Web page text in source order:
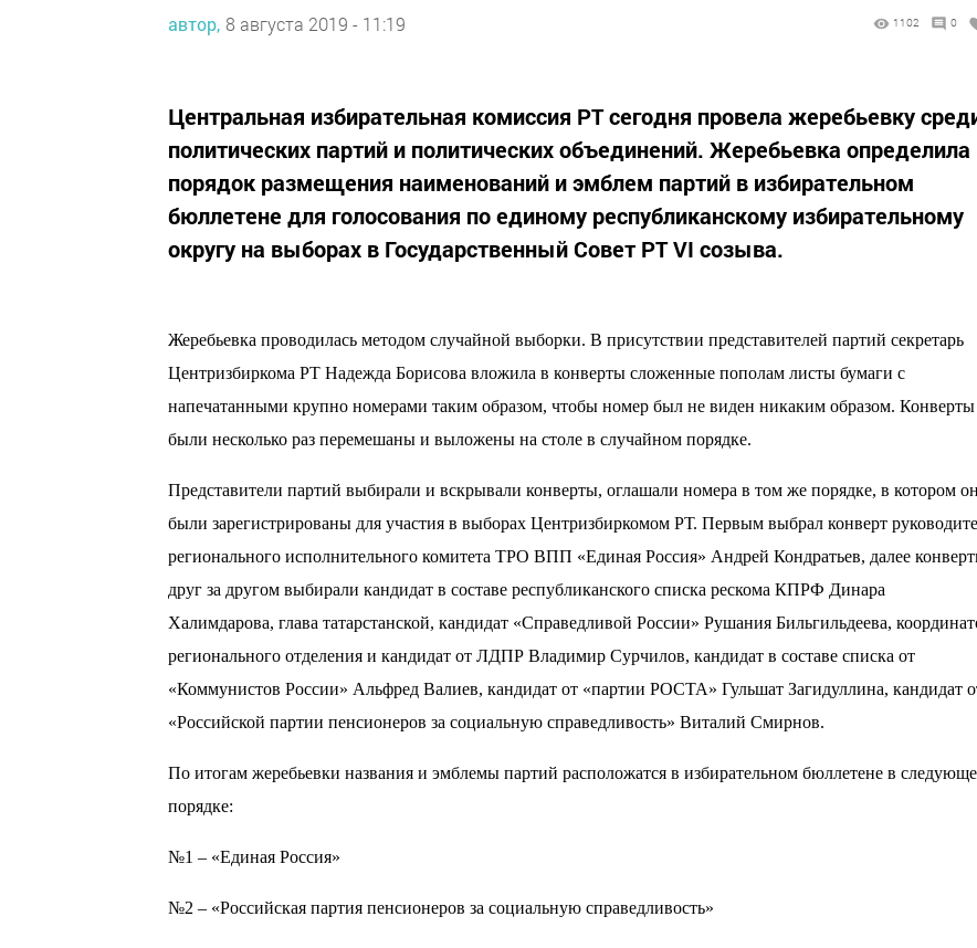
автор, 8 августа 2019 - 11:19 1102 0
Центральная избирательная комиссия РТ сегодня провела жеребьевку
политических партий и политических объединений. Жеребьевка определила
порядок размещения наименований и эмблем партий в избирательном
бюллетене для голосования по единому республиканскому избирательному
округу на выборах в Государственный Совет РТ VI созыва.
Жеребьевка проводилась методом случайной выборки. В присутствии представителей партий секретарь
Центризбиркома РТ Надежда Борисова вложила в конверты сложенные пополам листы бумаги с
напечатанными крупно номерами таким образом, чтобы номер был не виден никаким образом. Конверты
были несколько раз перемешаны и выложены на столе в случайном порядке.
Представители партий выбирали и вскрывали конверты, оглашали номера в том же порядке, в котором
были зарегистрированы для участия в выборах Центризбиркомом РТ. Первым выбрал конверт
регионального исполнительного комитета ТРО ВПП «Единая Россия» Андрей Кондратьев, далее
друг за другом выбирали кандидат в составе республиканского списка рескома КПРФ Динара
Халимдарова, глава татарстанской, кандидат «Справедливой России» Рушания Бильгильдеева,
регионального отделения и кандидат от ЛДПР Владимир Сурчилов, кандидат в составе списка от
«Коммунистов России» Альфред Валиев, кандидат от «партии РОСТА» Гульшат Загидуллина, кандидат
«Российской партии пенсионеров за социальную справедливость» Виталий Смирнов.
По итогам жеребьевки названия и эмблемы партий расположатся в избирательном бюллетене в
порядке:
№1 – «Единая Россия»
№2 – «Российская партия пенсионеров за социальную справедливость»